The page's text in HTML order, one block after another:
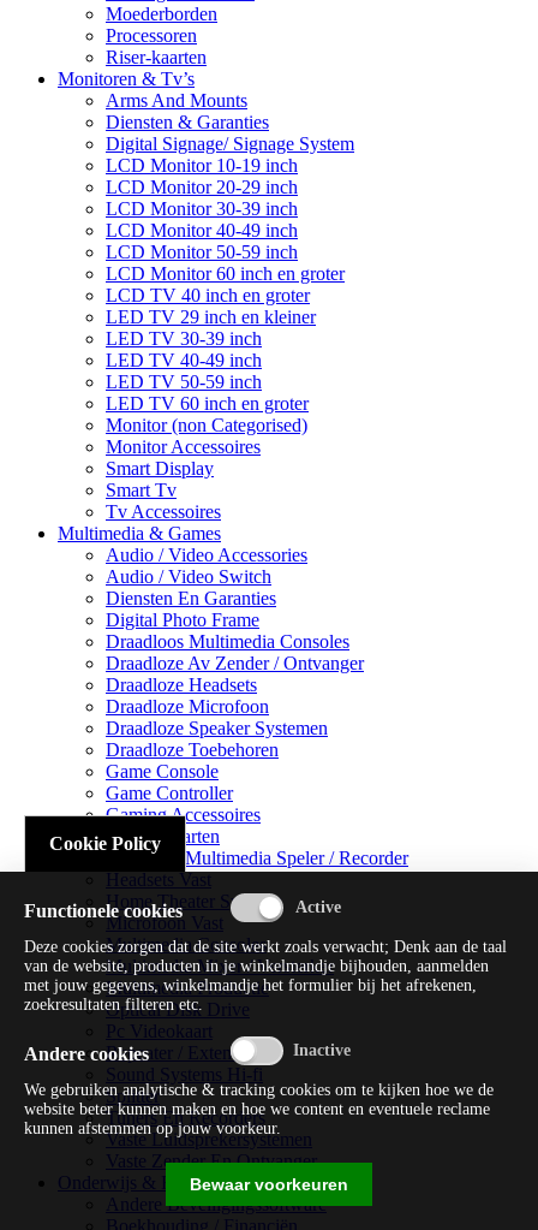
Moederborden
Processoren
Riser-kaarten
Monitoren & Tv’s
Arms And Mounts
Diensten & Garanties
Digital Signage/ Signage System
LCD Monitor 10-19 inch
LCD Monitor 20-29 inch
LCD Monitor 30-39 inch
LCD Monitor 40-49 inch
LCD Monitor 50-59 inch
LCD Monitor 60 inch en groter
LCD TV 40 inch en groter
LED TV 29 inch en kleiner
LED TV 30-39 inch
LED TV 40-49 inch
LED TV 50-59 inch
LED TV 60 inch en groter
Monitor (non Categorised)
Monitor Accessoires
Smart Display
Smart Tv
Tv Accessoires
Multimedia & Games
Audio / Video Accessories
Audio / Video Switch
Diensten En Garanties
Digital Photo Frame
Draadloos Multimedia Consoles
Draadloze Av Zender / Ontvanger
Draadloze Headsets
Draadloze Microfoon
Draadloze Speaker Systemen
Draadloze Toebehoren
Game Console
Game Controller
Gaming Accessoires
Geluidskaarten
Handheld Multimedia Speler / Recorder
Headsets Vast
Home Theater Systems
Microfoon Vast
Multimedia Consoles
Multimedia Mixer / Versterker
Multimedia Productie
Optical Disk Drive
Pc Videokaart
Repeater / Extender
Sound Systems Hi-fi
Splitter
Tuners En Recorders
Vaste Luidsprekersystemen
Vaste Zender En Ontvanger
Onderwijs & Recreatie
Andere Beveiligingssoftware
Cookie Policy
Functionele cookies
Deze cookies zorgen dat de site werkt zoals verwacht; Denk aan de taal
van de website, producten in je winkelmandje bijhouden, aanmelden
met jouw gegevens, winkelmandje het formulier bij het afrekenen,
zoekresultaten filteren etc.
Andere cookies
We gebruiken analytische & tracking cookies om te kijken hoe we de
website beter kunnen maken en hoe we content en eventuele reclame
kunnen afstemmen op jouw voorkeur.
Bewaar voorkeuren